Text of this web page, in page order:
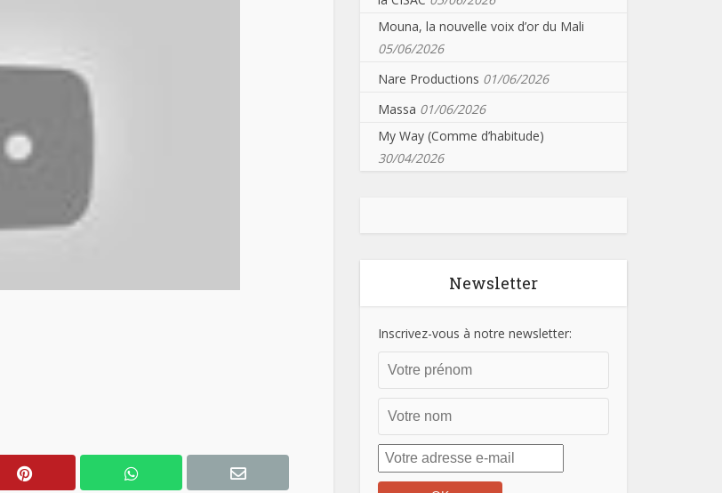
Mouna, la nouvelle voix d’or du Mali
05/06/2026
Nare Productions 01/06/2026
Massa 01/06/2026
My Way (Comme d’habitude)
30/04/2026
Newsletter
Inscrivez-vous à notre newsletter: